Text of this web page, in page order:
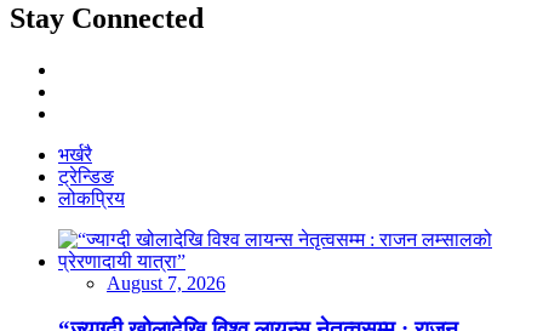
Stay Connected
भर्खरै
ट्रेन्डिङ
लोकप्रिय
August 7, 2026